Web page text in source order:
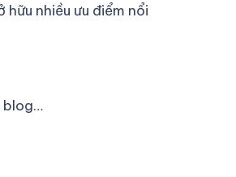
nhiều ưu điểm nổi
blog…